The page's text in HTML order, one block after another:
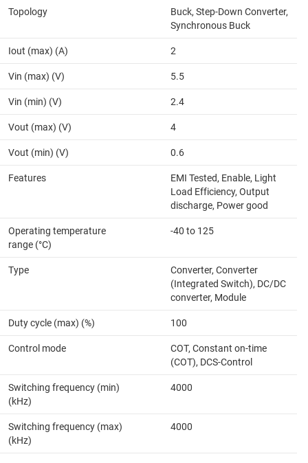
Topology
Buck, Step-Down Converter,
Synchronous Buck
Iout (max) (A) 2
Vin (max) (V) 5.5
Vin (min) (V) 2.4
Vout (max) (V) 4
Vout (min) (V) 0.6
Features
EMI Tested, Enable, Light
Load Efficiency, Output
discharge, Power good
Operating temperature
range (°C)
-40 to 125
Type
Converter, Converter
(Integrated Switch), DC/DC
converter, Module
Duty cycle (max) (%) 100
Control mode
COT, Constant on-time
(COT), DCS-Control
Switching frequency (min)
(kHz)
4000
Switching frequency (max)
(kHz)
4000